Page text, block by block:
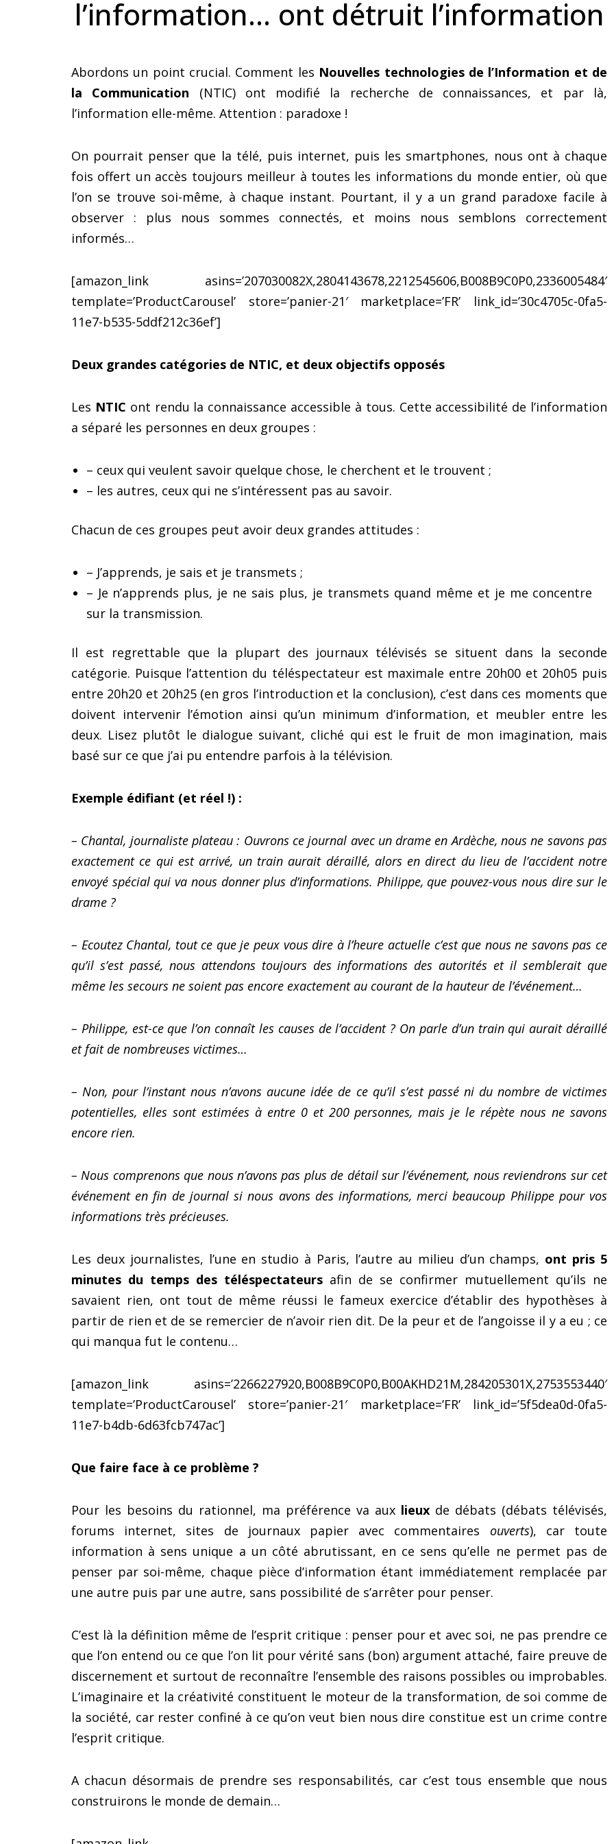
l’information… ont détruit l’information
Abordons un point crucial. Comment les Nouvelles technologies de l’Information et de
la Communication (NTIC) ont modifié la recherche de connaissances, et par là,
l’information elle-même. Attention : paradoxe !
On pourrait penser que la télé, puis internet, puis les smartphones, nous ont à chaque
fois offert un accès toujours meilleur à toutes les informations du monde entier, où que
l’on se trouve soi-même, à chaque instant. Pourtant, il y a un grand paradoxe facile à
observer : plus nous sommes connectés, et moins nous semblons correctement
informés…
[amazon_link asins=’207030082X,2804143678,2212545606,B008B9C0P0,2336005484′
template=’ProductCarousel’ store=’panier-21′ marketplace=’FR’ link_id=’30c4705c-0fa5-
11e7-b535-5ddf212c36ef’]
Deux grandes catégories de NTIC, et deux objectifs opposés
Les NTIC ont rendu la connaissance accessible à tous. Cette accessibilité de l’information
a séparé les personnes en deux groupes :
– ceux qui veulent savoir quelque chose, le cherchent et le trouvent ;
– les autres, ceux qui ne s’intéressent pas au savoir.
Chacun de ces groupes peut avoir deux grandes attitudes :
– J’apprends, je sais et je transmets ;
– Je n’apprends plus, je ne sais plus, je transmets quand même et je me concentre
sur la transmission.
Il est regrettable que la plupart des journaux télévisés se situent dans la seconde
catégorie. Puisque l’attention du téléspectateur est maximale entre 20h00 et 20h05 puis
entre 20h20 et 20h25 (en gros l’introduction et la conclusion), c’est dans ces moments que
doivent intervenir l’émotion ainsi qu’un minimum d’information, et meubler entre les
deux. Lisez plutôt le dialogue suivant, cliché qui est le fruit de mon imagination, mais
basé sur ce que j’ai pu entendre parfois à la télévision.
Exemple édifiant (et réel !) :
– Chantal, journaliste plateau : Ouvrons ce journal avec un drame en Ardèche, nous ne savons pas
exactement ce qui est arrivé, un train aurait déraillé, alors en direct du lieu de l’accident notre
envoyé spécial qui va nous donner plus d’informations. Philippe, que pouvez-vous nous dire sur le
drame ?
– Ecoutez Chantal, tout ce que je peux vous dire à l’heure actuelle c’est que nous ne savons pas ce
qu’il s’est passé, nous attendons toujours des informations des autorités et il semblerait que
même les secours ne soient pas encore exactement au courant de la hauteur de l’événement…
– Philippe, est-ce que l’on connaît les causes de l’accident ? On parle d’un train qui aurait déraillé
et fait de nombreuses victimes…
– Non, pour l’instant nous n’avons aucune idée de ce qu’il s’est passé ni du nombre de victimes
potentielles, elles sont estimées à entre 0 et 200 personnes, mais je le répète nous ne savons
encore rien.
– Nous comprenons que nous n’avons pas plus de détail sur l’événement, nous reviendrons sur cet
événement en fin de journal si nous avons des informations, merci beaucoup Philippe pour vos
informations très précieuses.
Les deux journalistes, l’une en studio à Paris, l’autre au milieu d’un champs, ont pris 5
minutes du temps des téléspectateurs afin de se confirmer mutuellement qu’ils ne
savaient rien, ont tout de même réussi le fameux exercice d’établir des hypothèses à
partir de rien et de se remercier de n’avoir rien dit. De la peur et de l’angoisse il y a eu ; ce
qui manqua fut le contenu…
[amazon_link asins=’2266227920,B008B9C0P0,B00AKHD21M,284205301X,2753553440′
template=’ProductCarousel’ store=’panier-21′ marketplace=’FR’ link_id=’5f5dea0d-0fa5-
11e7-b4db-6d63fcb747ac’]
Que faire face à ce problème ?
Pour les besoins du rationnel, ma préférence va aux lieux de débats (débats télévisés,
forums internet, sites de journaux papier avec commentaires ouverts), car toute
information à sens unique a un côté abrutissant, en ce sens qu’elle ne permet pas de
penser par soi-même, chaque pièce d’information étant immédiatement remplacée par
une autre puis par une autre, sans possibilité de s’arrêter pour penser.
C’est là la définition même de l’esprit critique : penser pour et avec soi, ne pas prendre ce
que l’on entend ou ce que l’on lit pour vérité sans (bon) argument attaché, faire preuve de
discernement et surtout de reconnaître l’ensemble des raisons possibles ou improbables.
L’imaginaire et la créativité constituent le moteur de la transformation, de soi comme de
la société, car rester confiné à ce qu’on veut bien nous dire constitue est un crime contre
l’esprit critique.
A chacun désormais de prendre ses responsabilités, car c’est tous ensemble que nous
construirons le monde de demain…
recommandations en tête…
Le mystérieux « exercice
5 astuces pour